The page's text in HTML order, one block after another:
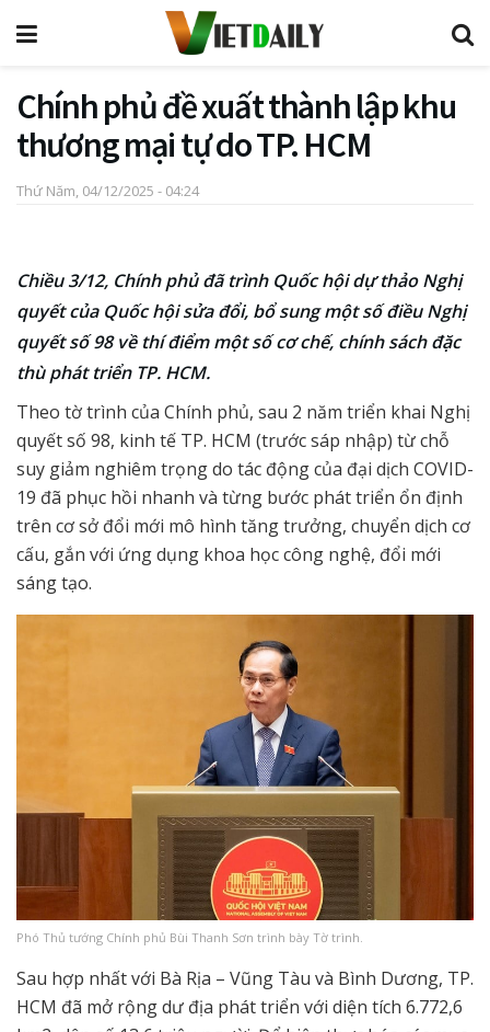
Chính phủ đề xuất thành lập khu
thương mại tự do TP. HCM
Thứ Năm, 04/12/2025 - 04:24
Chiều 3/12, Chính phủ đã trình Quốc hội dự thảo Nghị
quyết của Quốc hội sửa đổi, bổ sung một số điều Nghị
quyết số 98 về thí điểm một số cơ chế, chính sách đặc
thù phát triển TP. HCM.
Theo tờ trình của Chính phủ, sau 2 năm triển khai Nghị
quyết số 98, kinh tế TP. HCM (trước sáp nhập) từ chỗ
suy giảm nghiêm trọng do tác động của đại dịch COVID-
19 đã phục hồi nhanh và từng bước phát triển ổn định
trên cơ sở đổi mới mô hình tăng trưởng, chuyển dịch cơ
cấu, gắn với ứng dụng khoa học công nghệ, đổi mới
sáng tạo.
Phó Thủ tướng Chính phủ Bùi Thanh Sơn trình bày Tờ trình.
Sau hợp nhất với Bà Rịa – Vũng Tàu và Bình Dương, TP.
HCM đã mở rộng dư địa phát triển với diện tích 6.772,6